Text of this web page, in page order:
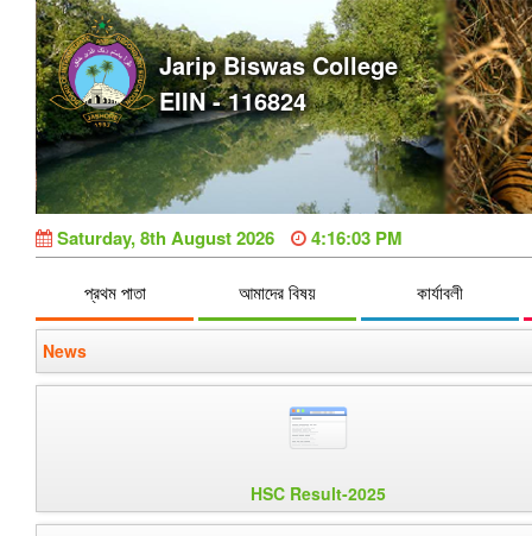
Jarip Biswas College
EIIN - 116824
Saturday, 8th August 2026 4:16:04 PM
প্রথম পাতা আমাদের বিষয় কার্যাবলী
News
HSC Result-2025